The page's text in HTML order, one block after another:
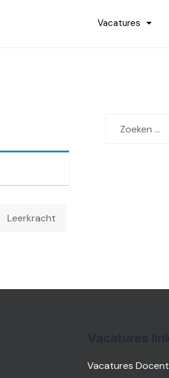
Vacatures
Leerkracht
naar:
Vacatures Docent